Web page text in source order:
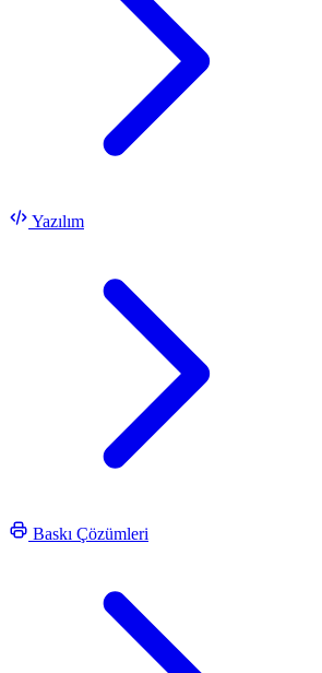
Yazılım
Baskı Çözümleri